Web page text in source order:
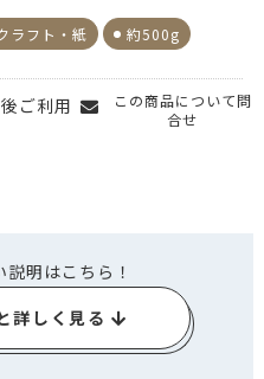
ラフト・紙 約500g
ご利用
この商品について問
合せ
明はこちら！
詳しく見る